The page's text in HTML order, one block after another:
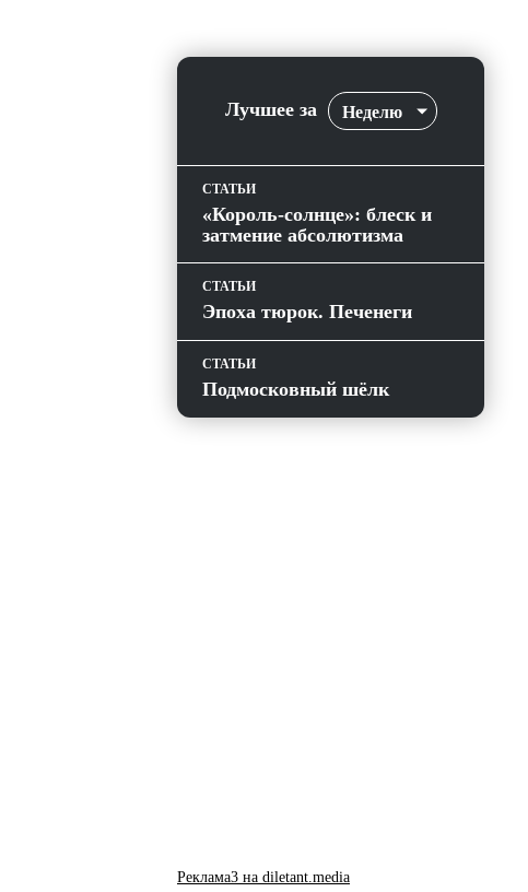
Лучшее за Неделю
СТАТЬИ
«Король-солнце»: блеск и
затмение абсолютизма
СТАТЬИ
Эпоха тюрок. Печенеги
СТАТЬИ
Подмосковный шёлк
Реклама3 на diletant.media